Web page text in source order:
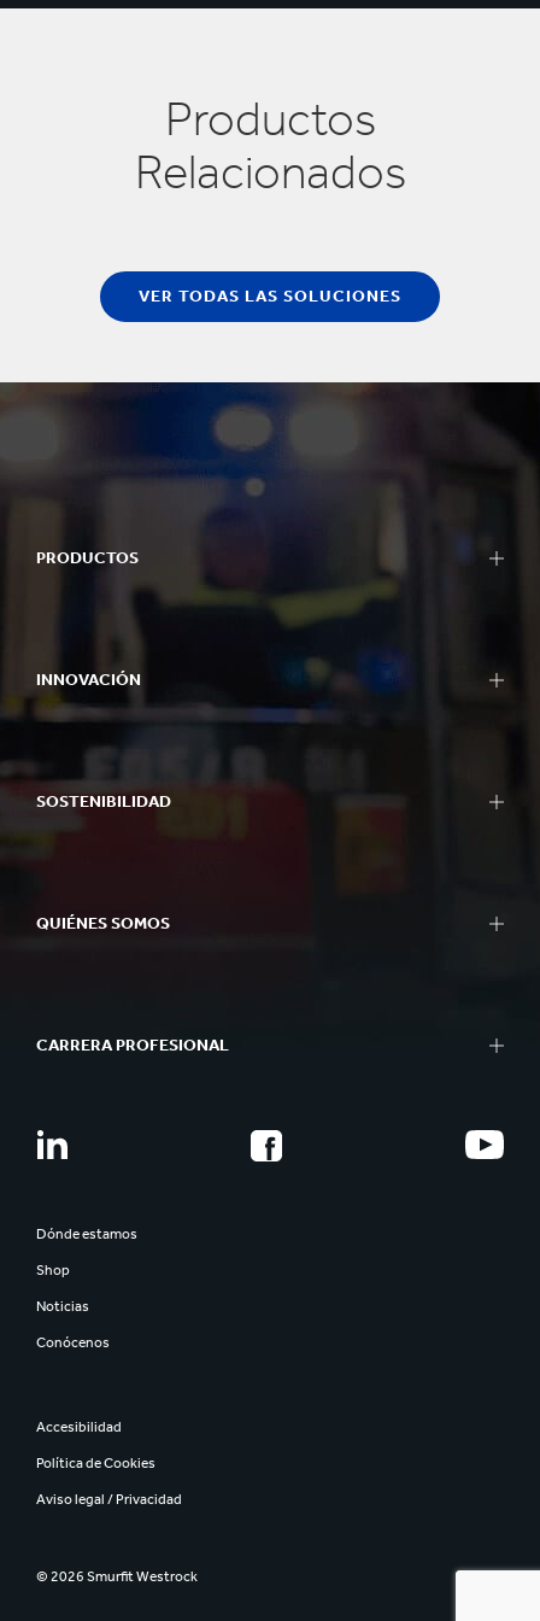
Productos
Relacionados
VER TODAS LAS SOLUCIONES
PRODUCTOS
INNOVACIÓN
SOSTENIBILIDAD
QUIÉNES SOMOS
CARRERA PROFESIONAL
Dónde estamos
Shop
Noticias
Conócenos
Accesibilidad
Política de Cookies
Aviso legal / Privacidad
© 2026 Smurfit Westrock